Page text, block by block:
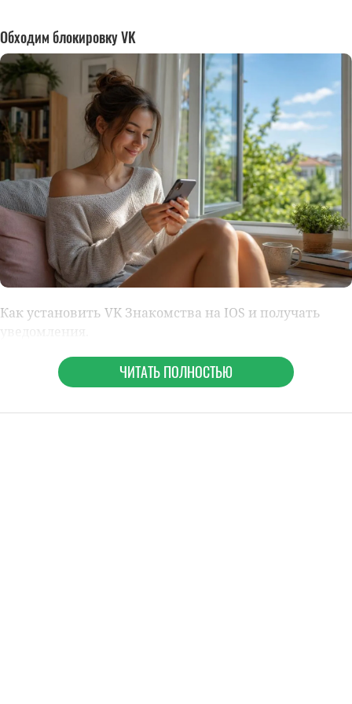
Обходим блокировку VK
Как установить VK Знакомства на IOS и получать
ЧИТАТЬ ПОЛНОСТЬЮ